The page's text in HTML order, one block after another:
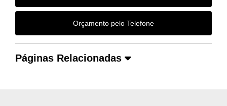
Orçamento pelo Telefone
Páginas Relacionadas